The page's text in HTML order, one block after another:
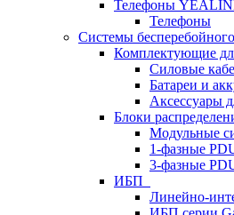
Телефоны
Телефоны
Системы
Комплектующие
Силовые
Батареи и
Аксессуары
Блоки
Модульные
1-фазные
3-фазные
ИБП
Линейно-